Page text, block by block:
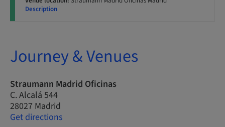
Description
Journey & Venues
Straumann Madrid Oficinas
C. Alcalá 544
28027 Madrid
Get directions